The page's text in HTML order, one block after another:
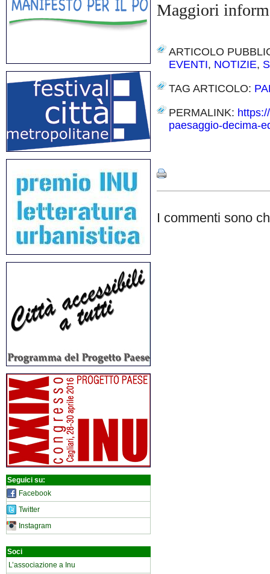
Seguici su:
Facebook
Twitter
Instagram
Soci
L’associazione a Inu
Maggiori
ARTICOLO
EVENTI, NOTIZIE,
TAG ARTICOLO:
PERMALINK:
paesaggio-decima-
I commenti sono